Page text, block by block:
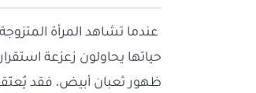
عندما تشاهد المرأة
حياتها يحاولون زعزعة
ظهور ثعبان أبيض، فقد